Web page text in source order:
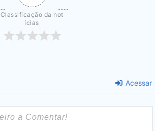
Classificação da not
ícias
Acessar